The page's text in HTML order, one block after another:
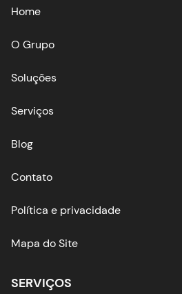
Home
O Grupo
Soluções
Serviços
Blog
Contato
Política e privacidade
Mapa do Site
SERVIÇOS